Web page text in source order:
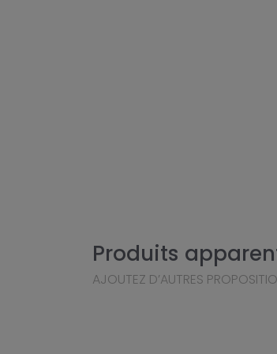
Produits
AJOUTEZ D’AUTRES